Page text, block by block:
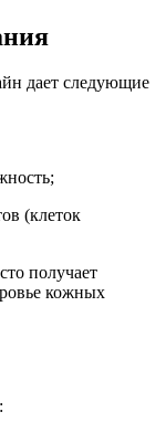
дает следующие
(клеток
получает
кожных